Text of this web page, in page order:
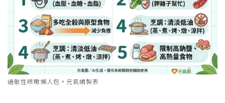
過敏性咳嗽懶人包。元氣網製表